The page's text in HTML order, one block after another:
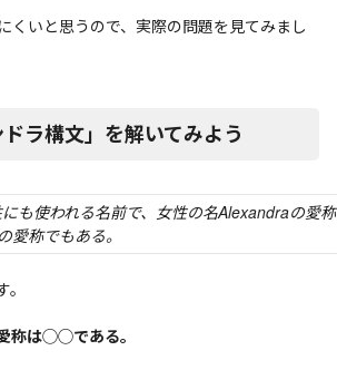
くいと思うので、実際の問題を見てみまし
ドラ構文」を解いてみよう
も使われる名前で、女性の名Alexandraの愛
愛称でもある。
称は◯◯である。